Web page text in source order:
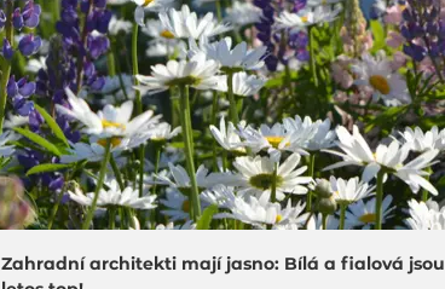
Zahradní architekti mají jasno: Bílá a fialová jsou